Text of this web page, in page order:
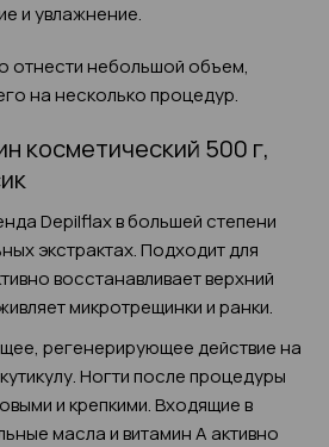
и увлажнение.
отнести небольшой объем,
на несколько процедур.
косметический 500 г,
Depilflax в большей степени
экстрактах. Подходит для
восстанавливает верхний
микротрещинки и ранки.
регенерирующее действие на
Ногти после процедуры
и крепкими. Входящие в
масла и витамин А активно